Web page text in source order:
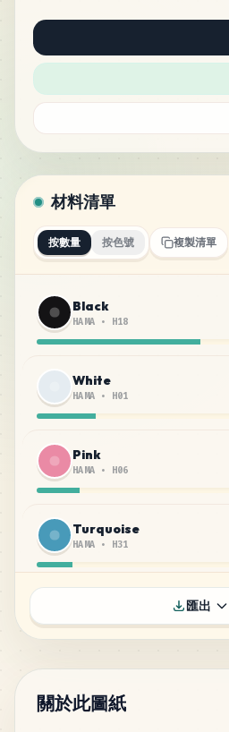
材料清單
按數量 按色號 複製清單
Black
HAMA • H18
White
HAMA • H01
Pink
HAMA • H06
Turquoise
HAMA • H31
HAMA• H03
匯出
關於此圖紙